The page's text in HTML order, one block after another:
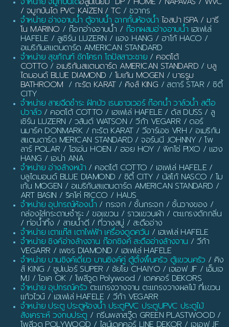
/ จมูกบันได PVC KAIZEN / TC / ชวากร
จำหน่าย อ่างอาบน้ำ ตู้อาบน้ำ ฉากกั้นห้องน้ำ ไอสปา ISPA / มารี
โน MARINO / ก๊อกอ่างอาบน้ำ / ก๊อกผสมอ่างอาบน้ำ เฮเฟเล่
HAFELE / ลูเซิร์น LUZERN / แฮง HANG / ฮาโก้ HACO /
อเมริกันสแตนดาร์ด AMERICAN STANDARD
จำหน่าย สุขภัณฑ์ ชักโครก โถปัสสาวะชาย / คอตโต้
COTTO / อเมริกันสแตนดาร์ด AMERICAN STANDARD / บลู
ไดมอนด์ BLUE DIAMOND / โมเก้น MOGEN / บาธรูม
BATHROOM / กะรัต KARAT/ คิงส์ KING / สตาร์ STAR / ซิตี้
CITY
จำหน่าย สายฉีดชำระ ฝักบัว เรนชาวเวอร์ ก๊อกน้ำ วาล์วน้ำ สต๊อ
ปวาล์ว / คอตโต้ COTTO / เฮเฟเล่ HAFELE / ดัส DUSS / ลู
เซิร์น LUZERN / วสันต์ WATSON / วีก้า VEGARR / ดอร์
นมาร์ค DONMARK / กะรัต KARAT / วีอาร์เอช VRH / อเมริกัน
สแตนดาร์ด MERICAN STANDARD / จอร์นนี JOHNNY / โพ
ลาร์ POLAR / โฮเอ่น HOEN / ฮอย HOY / พิกโซ่ PIXO / แฮง
HANG / เอน่า ANA
จำหน่าย อ่างล้างหน้า / คอตโต้ COTTO / เฮเฟเล่ HAFELE /
บลูไดมอนด์ BLUE DIAMOND / ซิตี้ CITY / นัสโก้ NASCO / โม
เก้น MOGEN / อเมริกันสแตนดาร์ด AMERICAN STANDARD /
ART BASIN / ริคโค่ RICCO / HAUS
จำหน่าย อุปกรณ์ห้องน้ำ / กระจก / ชั้นกระจก / ชั้นวางของ /
กล่องใส่กระดาษชำระ / ขอแขวน / ราวแขวนผ้า / ตะแกรงดักกลิ่น
/ ท่อน้ำทิ้ง / สายน้ำดี / ที่วางสบู่ / สะดืออ่าง
จำหน่าย เตาแก๊ส เตาไฟฟ้า เครื่องดูดควัน / เฮเฟเล่ HAFELE
จำหน่าย ซิงค์อ่างล้างจาน ก๊อกซิงค์ สะดืออ่างล้างจาน / วีก้า
VEGARR / เพชร DIAMOND / เฮเฟเล่ HAFELE
จำหน่าย บานซิงค์เดี่ยว บานซิงค์คู่ ตู้ตั้งพื้นครัว ตู้แขวนครัว / คิง
ส์ KING / ซูปเปอร์ SUPER / ชัยโย CHAIYO / เจเอฟ JF / เอ็มเจ
MJ / โอเค OK / โพลีวูด Polywood / เดคคอร์ DEKORS
จำหน่าย อุปกรณ์ครัว ตะแกรงวางจาน ตะแกรงวางผลไม้ ที่แขวน
แก้วไวน์ / เฮเฟเล่ HAFELE / วีก้า VEGARR
จำหน่าย ประตู ประตูห้องน้ำ ประตูPVC ประตูUPVC ประตูไม้
สังเคราะห์ วงกบประตู / กรีนพลาสวู๊ด GREEN PLASTWOOD /